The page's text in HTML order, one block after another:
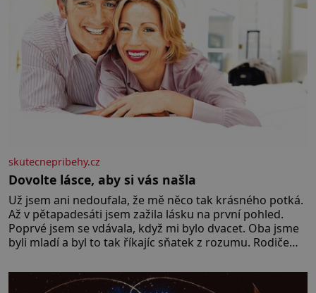
skutecnepribehy.cz
Dovolte lásce, aby si vás našla
Už jsem ani nedoufala, že mě něco tak krásného potká.
Až v pětapadesáti jsem zažila lásku na první pohled.
Poprvé jsem se vdávala, když mi bylo dvacet. Oba jsme
byli mladí a byl to tak říkajíc sňatek z rozumu. Rodiče
muž. Manželství nám oběma moc nesvědčilo, brzy jsme
zjistili, že